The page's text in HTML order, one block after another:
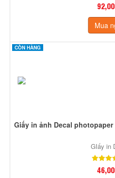
Mua
CÒN HÀNG
Giấy in ảnh Decal
GIấy in